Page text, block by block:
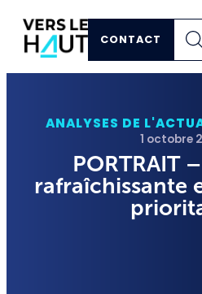
CONTACT
ANALYSES DE
1 octobre
PORTRAIT
rafraîchissante